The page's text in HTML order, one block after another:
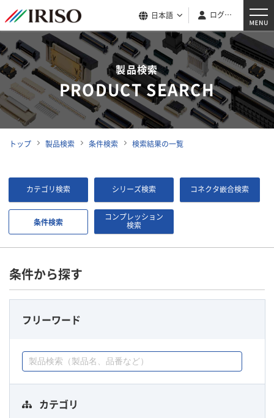
日本語 ログイン
製品検索
PRODUCT SEARCH
トップ 製品検索 条件検索 検索結果の一覧
カテゴリ検索 シリーズ検索 コネクタ嵌合検索
条件検索 コンプレッション
検索
条件から探す
フリーワード
カテゴリ